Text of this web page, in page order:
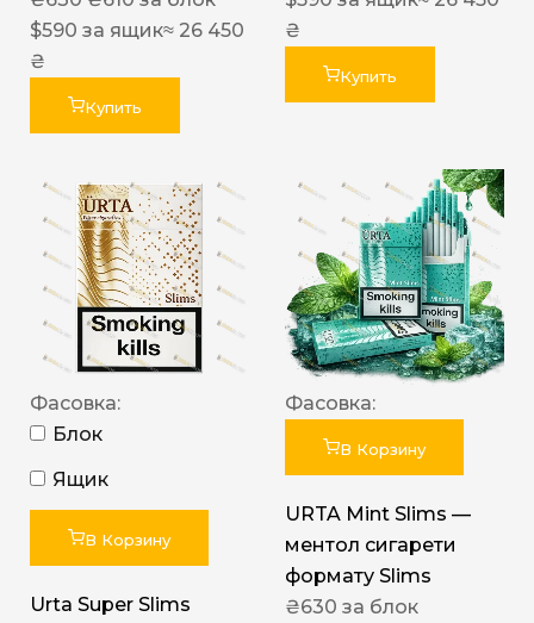
$590 за ящик≈ 26 450
₴
Купить
₴
Купить
Фасовка:
Блок
Ящик
В Корзину
Urta Super Slims
Фасовка:
В Корзину
URTA Mint Slims —
ментол сигарети
формату Slims
₴630 за блок